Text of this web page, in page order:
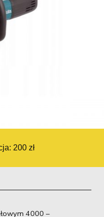
200 zł
4000 –